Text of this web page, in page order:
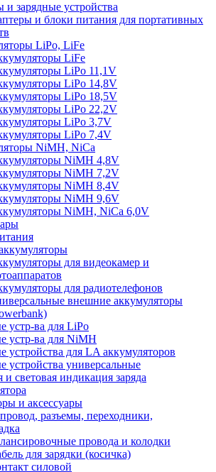
и зарядные устройства
и блоки питания для портативных
LiPo, LiFe
LiFe
LiPo 11,1V
LiPo 14,8V
LiPo 18,5V
LiPo 22,2V
LiPo 3,7V
LiPo 7,4V
NiMH, NiCa
NiMH 4,8V
NiMH 7,2V
NiMH 8,4V
NiMH 9,6V
NiMH, NiCa 6,0V
для видеокамер и
для радиотелефонов
внешние аккумуляторы
устр-ва для LiPo
устр-ва для NiMH
устройства для LA аккумуляторов
устройства универсальные
и световая индикация заряда
и аксессуары
разъемы, переходники,
провода и колодки
для зарядки (косичка)
силовой